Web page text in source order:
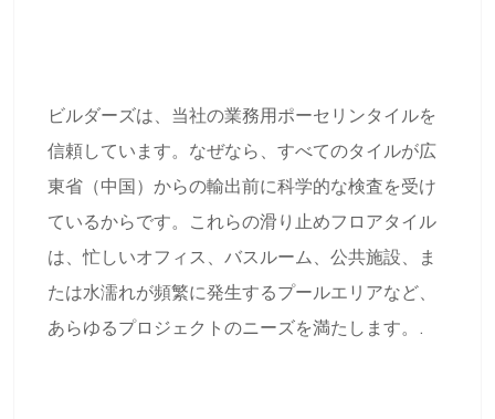
ビルダーズは、当社の業務用ポーセリンタイルを
信頼しています。なぜなら、すべてのタイルが広
東省（中国）からの輸出前に科学的な検査を受け
ているからです。これらの滑り止めフロアタイル
は、忙しいオフィス、バスルーム、公共施設、ま
たは水濡れが頻繁に発生するプールエリアなど、
あらゆるプロジェクトのニーズを満たします。.